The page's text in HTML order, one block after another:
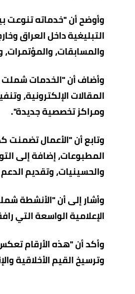
وأوضح أن "خدماته تنوعت
التبليغية داخل العراق
والمسابقات، والمؤتمرات،
وأضاف أن "الخدمات شملت
المقالات الإلكترونية،
ومراكز تخصصية جديدة".
وتابع أن "الأعمال تضمنت
المطبوعات، إضافة إلى
والحسينيات، وتقديم
وأشار إلى أن "الأنشطة
الإعلامية الواسعة التي
وأكد أن "هذه الأرقام
وترسيخ القيم الأخلاقية